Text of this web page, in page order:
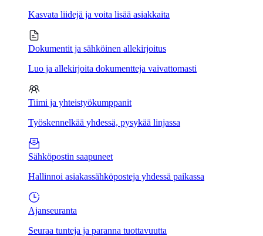
Kasvata liidejä ja voita lisää asiakkaita
Dokumentit ja sähköinen allekirjoitus
Luo ja allekirjoita dokumentteja vaivattomasti
Tiimi ja yhteistyökumppanit
Työskennelkää yhdessä, pysykää linjassa
Sähköpostin saapuneet
Hallinnoi asiakassähköposteja yhdessä paikassa
Ajanseuranta
Seuraa tunteja ja paranna tuottavuutta